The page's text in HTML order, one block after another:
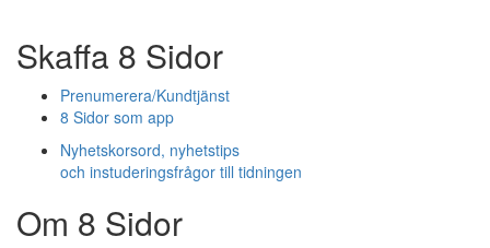
Skaffa 8 Sidor
Prenumerera/Kundtjänst
8 Sidor som app
Nyhetskorsord, nyhetstips
och instuderingsfrågor till tidningen
Om 8 Sidor